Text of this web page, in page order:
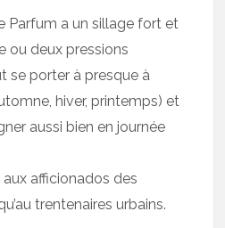
Parfum a un sillage fort et
ou deux pressions
se porter à presque à
hiver, printemps) et
aussi bien en journée
aux afficionados des
trentenaires urbains.